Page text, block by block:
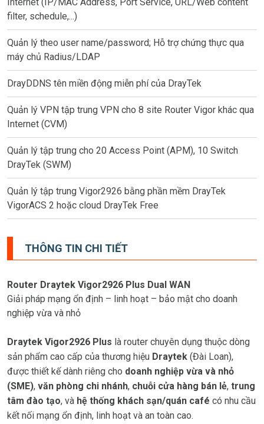
filter, schedule,...)
Quản lý theo user name/password; Hỗ trợ chứng thực qua
máy chủ Radius/LDAP
DrayDDNS tên miền động miễn phí của DrayTek
Quản lý VPN tập trung VPN cho 8 site Router Vigor khác qua
Internet (CVM)
Quản lý tập trung cho 20 Access Point (APM), 10 Switch
DrayTek (SWM)
Quản lý tập trung Vigor2926 bằng phần mềm DrayTek
VigorACS 2 hoặc cloud DrayTek Free
THÔNG TIN CHI TIẾT
Router Draytek Vigor2926 Plus Dual WAN
Giải pháp mạng ổn định – linh hoạt – bảo mật cho doanh
nghiệp vừa và nhỏ
Draytek Vigor2926 Plus là router chuyên dụng thuộc dòng
sản phẩm cao cấp của thương hiệu Draytek (Đài Loan),
được thiết kế dành riêng cho doanh nghiệp vừa và nhỏ
(SME), văn phòng chi nhánh, chuỗi cửa hàng bán lẻ, trung
tâm đào tạo, và hệ thống khách sạn/quán café có nhu cầu
kết nối mạng ổn định, linh hoạt và an toàn cao.